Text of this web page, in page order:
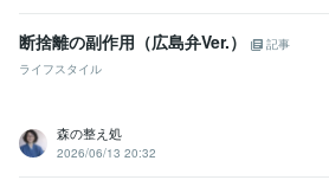
断捨離の副作用（広島弁Ver.）
記事
ライフスタイル
森の整え処
2026/06/13 20:32